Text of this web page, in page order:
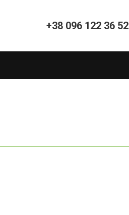
+38 096 122 36 52